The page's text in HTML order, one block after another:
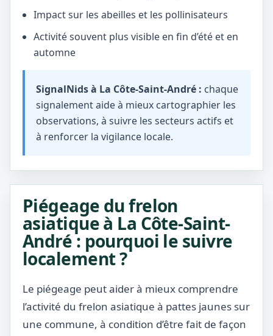
Impact sur les abeilles et les pollinisateurs
Activité souvent plus visible en fin d’été et en
automne
SignalNids à La Côte-Saint-André : chaque
signalement aide à mieux cartographier les
observations, à suivre les secteurs actifs et
à renforcer la vigilance locale.
Piégeage du frelon
asiatique à La Côte-Saint-
André : pourquoi le suivre
localement ?
Le piégeage peut aider à mieux comprendre
l’activité du frelon asiatique à pattes jaunes sur
une commune, à condition d’être fait de façon